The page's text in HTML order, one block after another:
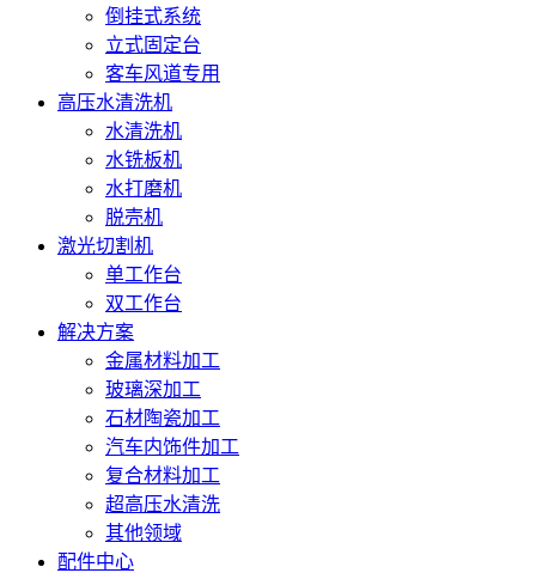
倒挂式系统
立式固定台
客车风道专用
高压水清洗机
水清洗机
水铣板机
水打磨机
脱壳机
激光切割机
单工作台
双工作台
解决方案
金属材料加工
玻璃深加工
石材陶瓷加工
汽车内饰件加工
复合材料加工
超高压水清洗
其他领域
配件中心